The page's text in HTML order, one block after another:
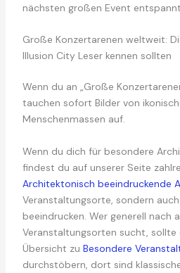
nächsten großen Event
Große Konzertarenen weltweit:
Illusion City Leser kennen sollten
Wenn du an „Große
tauchen sofort Bilder von
Menschenmassen auf.
Wenn du dich für besondere
findest du auf unserer Seite
Architektonisch beeindruckende
Veranstaltungsorte, sondern
beeindrucken. Wer generell nach
Veranstaltungsorten sucht, sollte
Übersicht zu Besondere
durchstöbern, dort sind